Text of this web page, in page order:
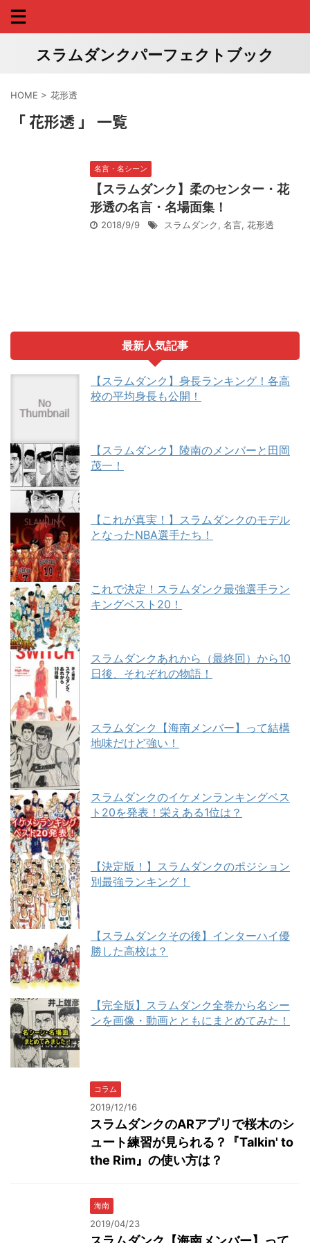
スラムダンクパーフェクトブック
HOME > 花形透
「 花形透 」 一覧
名言・名シーン
【スラムダンク】柔のセンター・花
形透の名言・名場面集！
2018/9/9 スラムダンク, 名言, 花形透
最新人気記事
【スラムダンク】身長ランキング！各高
校の平均身長も公開！
【スラムダンク】陵南のメンバーと田岡
茂一！
【これが真実！】スラムダンクのモデル
となったNBA選手たち！
これで決定！スラムダンク最強選手ラン
キングベスト20！
スラムダンクあれから（最終回）から10
日後、それぞれの物語！
スラムダンク【海南メンバー】って結構
地味だけど強い！
スラムダンクのイケメンランキングベス
ト20を発表！栄えある1位は？
【決定版！】スラムダンクのポジション
別最強ランキング！
【スラムダンクその後】インターハイ優
勝した高校は？
【完全版】スラムダンク全巻から名シー
ンを画像・動画とともにまとめてみた！
コラム
2019/12/16
スラムダンクのARアプリで桜木のシ
ュート練習が見られる？『Talkin' to
the Rim』の使い方は？
海南
2019/04/23